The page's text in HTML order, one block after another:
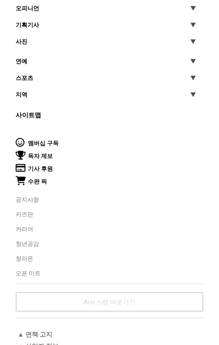
오피니언
기획기사
사진
연예
스포츠
지역
사이트맵
멤버십 구독
독자 제보
기사 후원
수완 픽
공지사항
키즈판
커리어
청년공감
청라온
오픈 미트
AI뉴스랩 바로가기
▲ 면책 고지